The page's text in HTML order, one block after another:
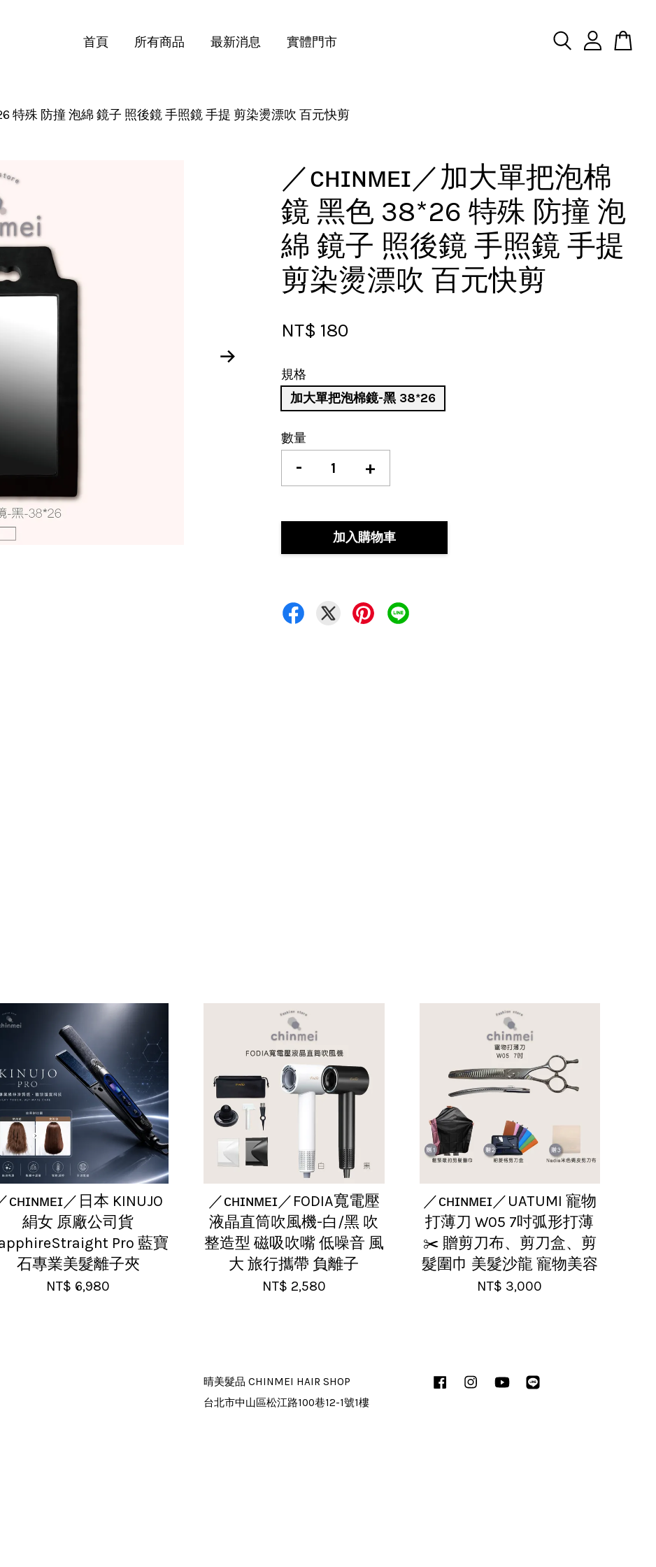
首頁 所有商品 最新消息 實體門市
特殊 防撞 泡綿 鏡子 照後鏡 手照鏡 手提 剪染燙漂吹 百元快剪
／ᴄʜɪɴᴍᴇɪ／加大單把泡棉
鏡 黑色 38*26 特殊 防撞 泡
綿 鏡子 照後鏡 手照鏡 手提
剪染燙漂吹 百元快剪
NT$ 180
規格
加大單把泡棉鏡-黑 38*26
數量
- +
加入購物車
ᴄʜɪɴᴍᴇɪ／日本 KINUJO
絹女 原廠公司貨
Pro 藍寶
石專業美髮離子夾
NT$ 6,980
／ᴄʜɪɴᴍᴇɪ／FODIA寬電壓
液晶直筒吹風機-白/黑 吹
整造型 磁吸吹嘴 低噪音 風
大 旅行攜帶 負離子
NT$ 2,580
／ᴄʜɪɴᴍᴇɪ／UATUMI 寵物
打薄刀 W05 7吋弧形打薄
✂️ 贈剪刀布、剪刀盒、剪
髮圍巾 美髮沙龍 寵物美容
NT$ 3,000
晴美髮品 CHINMEI HAIR SHOP
台北市中山區松江路100巷12-1號1樓
FacebookInstagramYouTube
您的購物車目前還是空的。